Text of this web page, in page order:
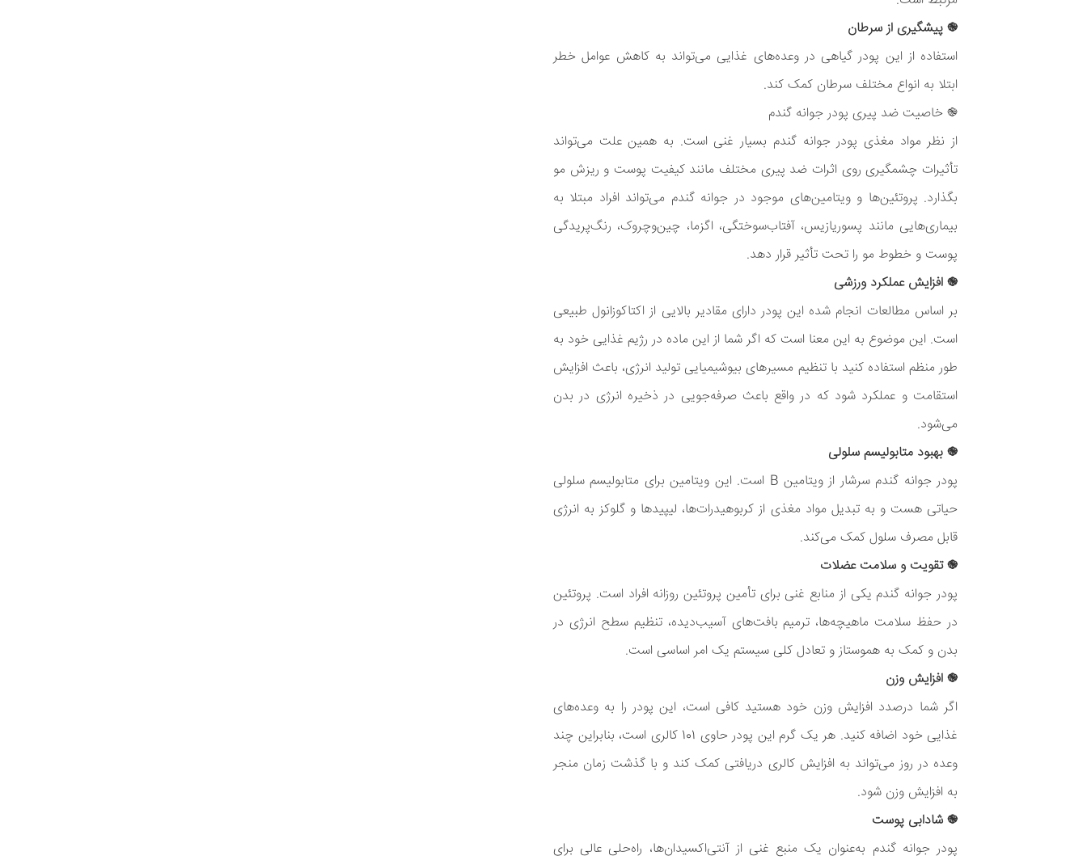
֎ پیشگیری از سرطان
استفاده از این پودر گیاهی در وعده‌های غذایی می‌تواند به کاهش عوامل خطر
ابتلا به انواع مختلف سرطان کمک کند.
֎ خاصیت ضد پیری پودر جوانه گندم
از نظر مواد مغذی پودر جوانه گندم بسیار غنی است. به همین علت می‌تواند
تأثیرات چشمگیری روی اثرات ضد پیری مختلف مانند کیفیت پوست و ریزش مو
بگذارد. پروتئین‌ها و ویتامین‌های موجود در جوانه گندم می‌تواند افراد مبتلا به
بیماری‌هایی مانند پسوریازیس، آفتاب‌سوختگی، اگزما، چین‌و‌چروک، رنگ‌پریدگی
پوست و خطوط مو را تحت تأثیر قرار دهد.
֎ افزایش عملکرد ورزشی
بر اساس مطالعات انجام شده این پودر دارای مقادیر بالایی از اکتاکوزانول طبیعی
است. این موضوع به این معنا است که اگر شما از این ماده در رژیم غذایی خود به
طور منظم استفاده کنید با تنظیم مسیرهای بیوشیمیایی تولید انرژی، باعث افزایش
استقامت و عملکرد شود که در واقع باعث صرفه‌جویی در ذخیره انرژی در بدن
می‌شود.
֎ بهبود متابولیسم سلولی
پودر جوانه گندم سرشار از ویتامین B است. این ویتامین برای متابولیسم سلولی
حیاتی هست و به تبدیل مواد مغذی از کربوهیدرات‌ها، لیپیدها و گلوکز به انرژی
قابل مصرف سلول کمک می‌کند.
֎ تقویت و سلامت عضلات
پودر جوانه گندم یکی از منابع غنی برای تأمین پروتئین روزانه افراد است. پروتئین
در حفظ سلامت ماهیچه‌ها، ترمیم بافت‌های آسیب‌دیده، تنظیم سطح انرژی در
بدن و کمک به هموستاز و تعادل کلی سیستم یک امر اساسی است.
֎ افزایش وزن
اگر شما درصدد افزایش وزن خود هستید کافی است، این پودر را به وعده‌های
غذایی خود اضافه کنید. هر یک گرم این پودر حاوی 101 کالری است، بنابراین چند
وعده در روز می‌تواند به افزایش کالری دریافتی کمک کند و با گذشت زمان منجر
به افزایش وزن شود.
֎ شادابی پوست
پودر جوانه گندم به‌عنوان یک منبع غنی از آنتی‌اکسیدان‌ها، راه‌حلی عالی برای